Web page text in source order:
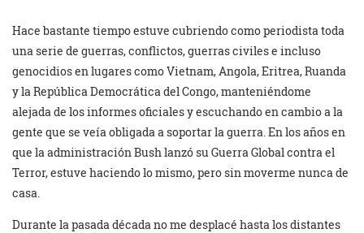
Hace bastante tiempo estuve cubriendo como periodista toda
una serie de guerras, conflictos, guerras civiles e incluso
genocidios en lugares como Vietnam, Angola, Eritrea, Ruanda
y la República Democrática del Congo, manteniéndome
alejada de los informes oficiales y escuchando en cambio a la
gente que se veía obligada a soportar la guerra. En los años en
que la administración Bush lanzó su Guerra Global contra el
Terror, estuve haciendo lo mismo, pero sin moverme nunca de
casa.
Durante la pasada década no me desplacé hasta los distantes